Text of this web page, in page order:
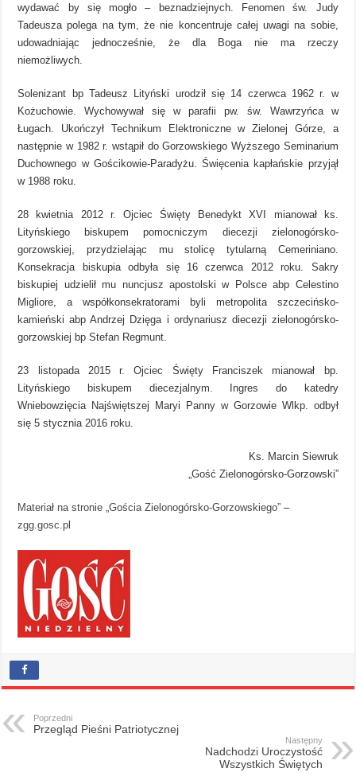
wydawać by się mogło – beznadziejnych. Fenomen św. Judy
Tadeusza polega na tym, że nie koncentruje całej uwagi na sobie,
udowadniając jednocześnie, że dla Boga nie ma rzeczy
niemożliwych.
Solenizant bp Tadeusz Lityński urodził się 14 czerwca 1962 r. w
Kożuchowie. Wychowywał się w parafii pw. św. Wawrzyńca w
Ługach. Ukończył Technikum Elektroniczne w Zielonej Górze, a
następnie w 1982 r. wstąpił do Gorzowskiego Wyższego Seminarium
Duchownego w Gościkowie-Paradyżu. Święcenia kapłańskie przyjął
w 1988 roku.
28 kwietnia 2012 r. Ojciec Święty Benedykt XVI mianował ks.
Lityńskiego biskupem pomocniczym diecezji zielonogórsko-
gorzowskiej, przydzielając mu stolicę tytularną Cemeriniano.
Konsekracja biskupia odbyła się 16 czerwca 2012 roku. Sakry
biskupiej udzielił mu nuncjusz apostolski w Polsce abp Celestino
Migliore, a współkonsekratorami byli metropolita szczecińsko-
kamieński abp Andrzej Dzięga i ordynariusz diecezji zielonogórsko-
gorzowskiej bp Stefan Regmunt.
23 listopada 2015 r. Ojciec Święty Franciszek mianował bp.
Lityńskiego biskupem diecezjalnym. Ingres do katedry
Wniebowzięcia Najświętszej Maryi Panny w Gorzowie Wlkp. odbył
się 5 stycznia 2016 roku.
Ks. Marcin Siewruk
„Gość Zielonogórsko-Gorzowski”
Materiał na stronie „Gościa Zielonogórsko-Gorzowskiego” –
zgg.gosc.pl
Poprzedni
Przegląd Pieśni Patriotycznej
Następny
Nadchodzi Uroczystość
Wszystkich Świętych